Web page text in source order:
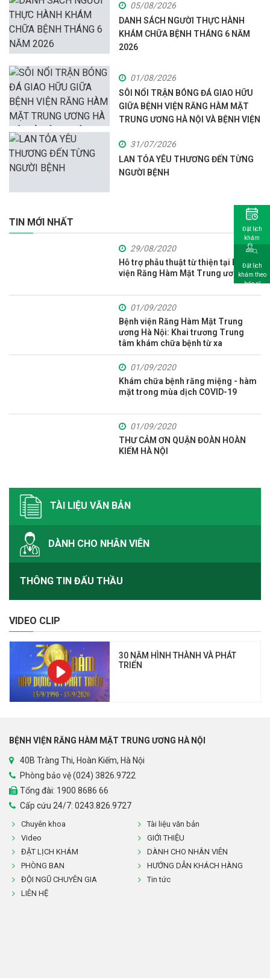
05/08/2026
DANH SÁCH NGƯỜI THỰC HÀNH
KHÁM CHỮA BỆNH THÁNG 6 NĂM
2026
01/08/2026
SÔI NỔI TRẬN BÓNG ĐÁ GIAO HỮU
GIỮA BỆNH VIỆN RĂNG HÀM MẶT
TRUNG ƯƠNG HÀ NỘI VÀ BỆNH VIỆN
31/07/2026
LAN TỎA YÊU THƯƠNG ĐẾN TỪNG
NGƯỜI BỆNH
TIN MỚI NHẤT
29/08/2020
Hỗ trợ phẫu thuật từ thiện tại Bệnh
viện Răng Hàm Mặt Trung ương
01/09/2020
Bệnh viện Răng Hàm Mặt Trung
ương Hà Nội: Khai trương Trung
tâm khám chữa bệnh từ xa
01/09/2020
Khám chữa bệnh răng miệng - hàm
mặt trong mùa dịch COVID-19
01/09/2020
THƯ CẢM ƠN QUẬN ĐOÀN HOÀN
KIẾM HÀ NỘI
TÀI LIỆU VĂN BẢN
DÀNH CHO NHÂN VIÊN
THÔNG TIN ĐẤU THẦU
VIDEO CLIP
30 NĂM HÌNH THÀNH VÀ PHÁT
TRIỂN
BỆNH VIỆN RĂNG HÀM MẶT TRUNG ƯƠNG HÀ NỘI
40B Tràng Thi, Hoàn Kiếm, Hà Nội
Phòng bảo vệ (024) 3826.9722
Tổng đài: 1900 8686 66
Cấp cứu 24/7: 0243.826.9727
Chuyên khoa
Tài liệu văn bản
Video
GIỚI THIỆU
ĐẶT LỊCH KHÁM
DÀNH CHO NHÂN VIÊN
PHÒNG BAN
HƯỚNG DẪN KHÁCH HÀNG
ĐỘI NGŨ CHUYÊN GIA
Tin tức
LIÊN HỆ
Đặt lịch
khám
Đặt lịch
khám theo
bác sĩ